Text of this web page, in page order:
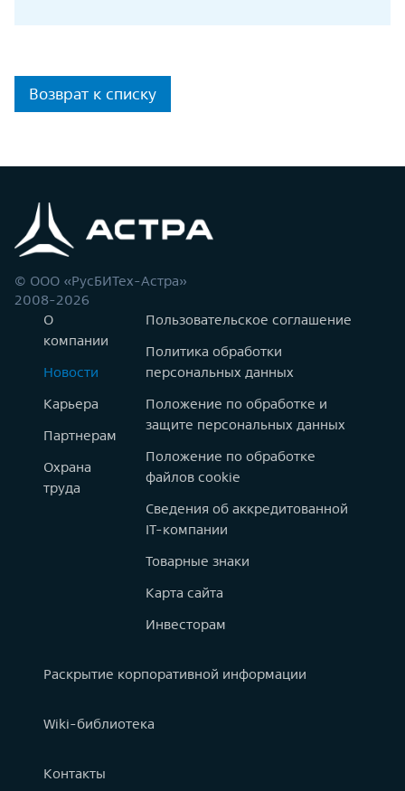
Возврат к списку
© ООО «РусБИТех-Астра»
2008-2026
О
компании
Новости
Карьера
Партнерам
Охрана
труда
Пользовательское соглашение
Политика обработки
персональных данных
Положение по обработке и
защите персональных данных
Положение по обработке
файлов cookie
Сведения об аккредитованной
IT-компании
Товарные знаки
Карта сайта
Инвесторам
Раскрытие корпоративной информации
Wiki-библиотека
Контакты